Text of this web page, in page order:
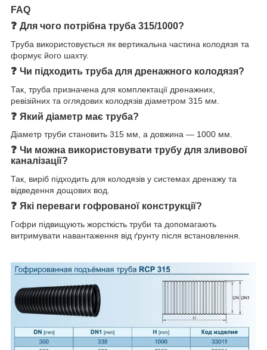
FAQ
❓ Для чого потрібна труба 315/1000?
Труба використовується як вертикальна частина колодязя та
формує його шахту.
❓ Чи підходить труба для дренажного колодязя?
Так, труба призначена для комплектації дренажних,
ревізійних та оглядових колодязів діаметром 315 мм.
❓ Який діаметр має труба?
Діаметр труби становить 315 мм, а довжина — 1000 мм.
❓ Чи можна використовувати трубу для зливової
каналізації?
Так, виріб підходить для колодязів у системах дренажу та
відведення дощових вод.
❓ Які переваги гофрованої конструкції?
Гофри підвищують жорсткість труби та допомагають
витримувати навантаження від ґрунту після встановлення.